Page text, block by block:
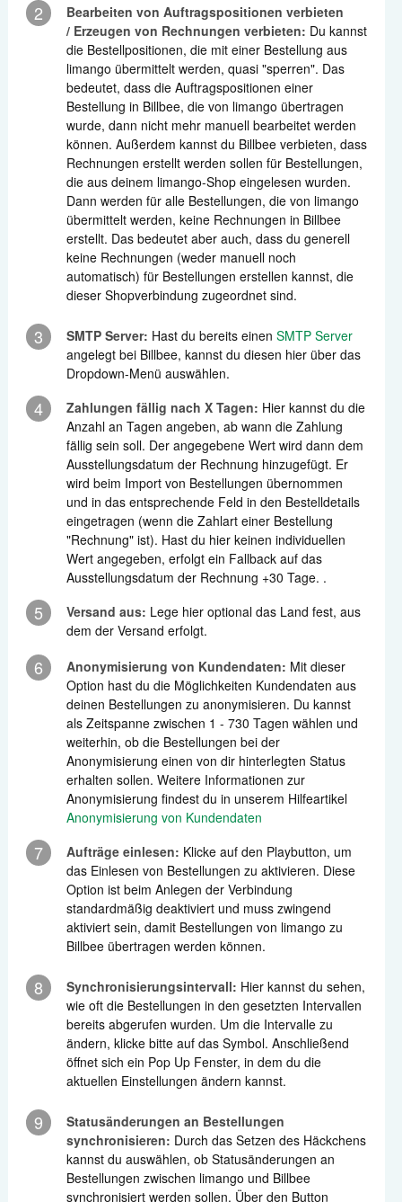
2
Bearbeiten von Auftragspositionen verbieten
/ Erzeugen von Rechnungen verbieten: Du kannst
die Bestellpositionen, die mit einer Bestellung aus
limango übermittelt werden, quasi "sperren". Das
bedeutet, dass die Auftragspositionen einer
Bestellung in Billbee, die von limango übertragen
wurde, dann nicht mehr manuell bearbeitet werden
können. Außerdem kannst du Billbee verbieten, dass
Rechnungen erstellt werden sollen für Bestellungen,
die aus deinem limango-Shop eingelesen wurden.
Dann werden für alle Bestellungen, die von limango
übermittelt werden, keine Rechnungen in Billbee
erstellt. Das bedeutet aber auch, dass du generell
keine Rechnungen (weder manuell noch
automatisch) für Bestellungen erstellen kannst, die
dieser Shopverbindung zugeordnet sind.
3 SMTP Server: Hast du bereits einen SMTP Server
angelegt bei Billbee, kannst du diesen hier über das
Dropdown-Menü auswählen.
4 Zahlungen fällig nach X Tagen: Hier kannst du die
Anzahl an Tagen angeben, ab wann die Zahlung
fällig sein soll. Der angegebene Wert wird dann dem
Ausstellungsdatum der Rechnung hinzugefügt. Er
wird beim Import von Bestellungen übernommen
und in das entsprechende Feld in den Bestelldetails
eingetragen (wenn die Zahlart einer Bestellung
"Rechnung" ist). Hast du hier keinen individuellen
Wert angegeben, erfolgt ein Fallback auf das
Ausstellungsdatum der Rechnung +30 Tage. .
5 Versand aus: Lege hier optional das Land fest, aus
dem der Versand erfolgt.
6 Anonymisierung von Kundendaten: Mit dieser
Option hast du die Möglichkeiten Kundendaten aus
deinen Bestellungen zu anonymisieren. Du kannst
als Zeitspanne zwischen 1 - 730 Tagen wählen und
weiterhin, ob die Bestellungen bei der
Anonymisierung einen von dir hinterlegten Status
erhalten sollen. Weitere Informationen zur
Anonymisierung findest du in unserem Hilfeartikel
Anonymisierung von Kundendaten
7 Aufträge einlesen: Klicke auf den Playbutton, um
das Einlesen von Bestellungen zu aktivieren. Diese
Option ist beim Anlegen der Verbindung
standardmäßig deaktiviert und muss zwingend
aktiviert sein, damit Bestellungen von limango zu
Billbee übertragen werden können.
8 Synchronisierungsintervall: Hier kannst du sehen,
wie oft die Bestellungen in den gesetzten Intervallen
bereits abgerufen wurden. Um die Intervalle zu
ändern, klicke bitte auf das Symbol. Anschließend
öffnet sich ein Pop Up Fenster, in dem du die
aktuellen Einstellungen ändern kannst.
9
Statusänderungen an Bestellungen
synchronisieren: Durch das Setzen des Häckchens
kannst du auswählen, ob Statusänderungen an
Bestellungen zwischen limango und Billbee
synchronisiert werden sollen. Über den Button